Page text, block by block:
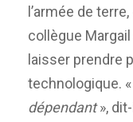
l’armée de
collègue
laisser prendre
technologique. «
dépendant»,